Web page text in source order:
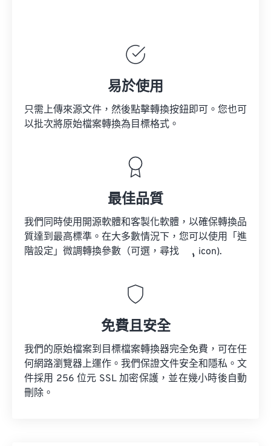
易於使用
只需上傳來源文件，然後點擊轉換按鈕即可。您也可
以批次將原始檔案轉換為目標格式。
最佳品質
我們同時使用開源軟體和客製化軟體，以確保轉換品
質達到最高標準。在大多數情況下，您可以使用「進
階設定」微調轉換參數（可選，尋找
icon).
免費且安全
我們的原始檔案到目標檔案轉換器完全免費，可在任
何網路瀏覽器上運作。我們保證文件安全和隱私。文
件採用 256 位元 SSL 加密保護，並在幾小時後自動
刪除。